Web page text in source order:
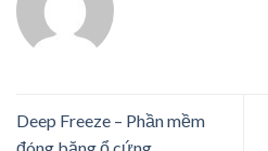
Deep Freeze – Phần mềm